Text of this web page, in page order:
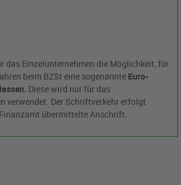
das Einzelunternehmen die Möglichkeit, für
beim BZSt eine sogenannte Euro-
lassen. Diese wird nur für das
verwendet. Der Schriftverkehr erfolgt
übermittelte Anschrift.